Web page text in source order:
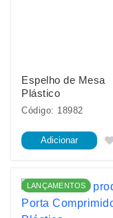
Espelho de Mesa
Plástico
Código: 18982
Adicionar
LANÇAMENTOS